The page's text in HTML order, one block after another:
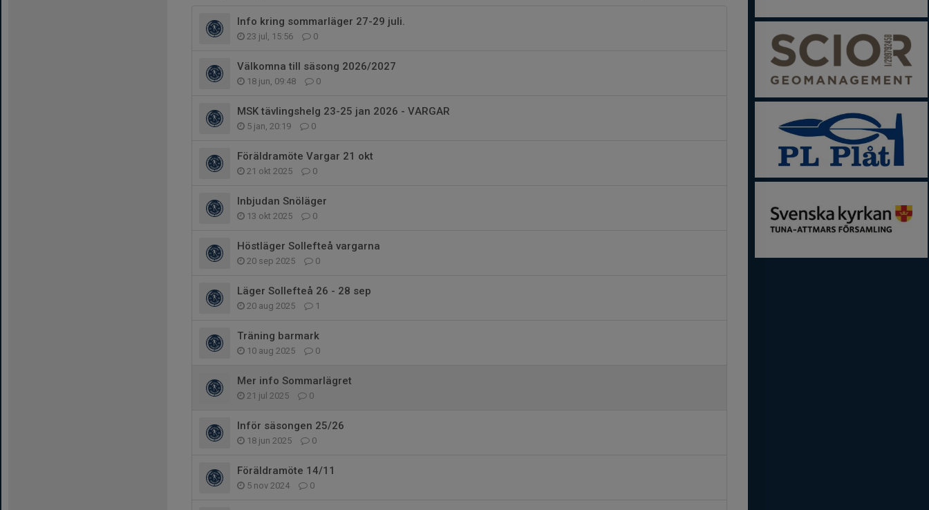
Info kring sommarläger 27-29 juli.
23 jul, 15:56 0
Välkomna till säsong 2026/2027
18 jun, 09:48 0
MSK tävlingshelg 23-25 jan 2026 - VARGAR
5 jan, 20:19 0
Föräldramöte Vargar 21 okt
21 okt 2025 0
Inbjudan Snöläger
13 okt 2025 0
Höstläger Sollefteå vargarna
20 sep 2025 0
Läger Sollefteå 26 - 28 sep
20 aug 2025 1
Träning barmark
10 aug 2025 0
Mer info Sommarlägret
21 jul 2025 0
Inför säsongen 25/26
18 jun 2025 0
Föräldramöte 14/11
5 nov 2024 0